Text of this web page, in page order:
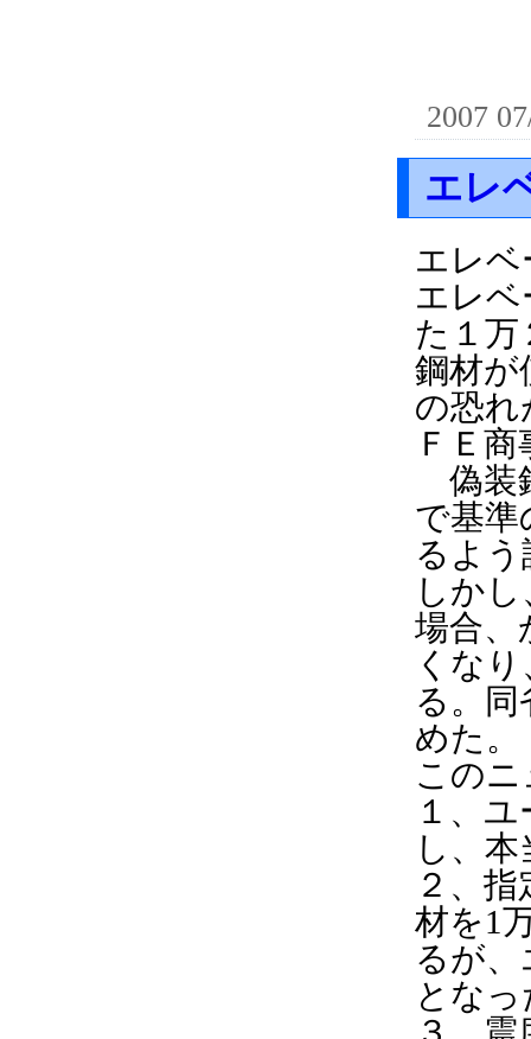
2007
エレ
エレベ
エレベ
た１万
鋼材が
の恐れ
ＦＥ
偽装
で基準
るよ
しか
場合、
くな
る。
めた。
この
１、
し、
２、
材を1
るが
とな